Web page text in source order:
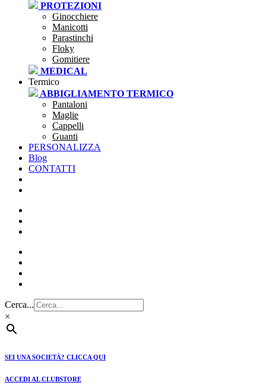
PROTEZIONI
Ginocchiere
Manicotti
Parastinchi
Floky
Gomitiere
MEDICAL
Termico
ABBIGLIAMENTO TERMICO
Pantaloni
Maglie
Cappelli
Guanti
PERSONALIZZA
Blog
CONTATTI
Cerca...
×
SEI UNA SOCIETÀ? CLICCA QUI
ACCEDI AL CLUBSTORE